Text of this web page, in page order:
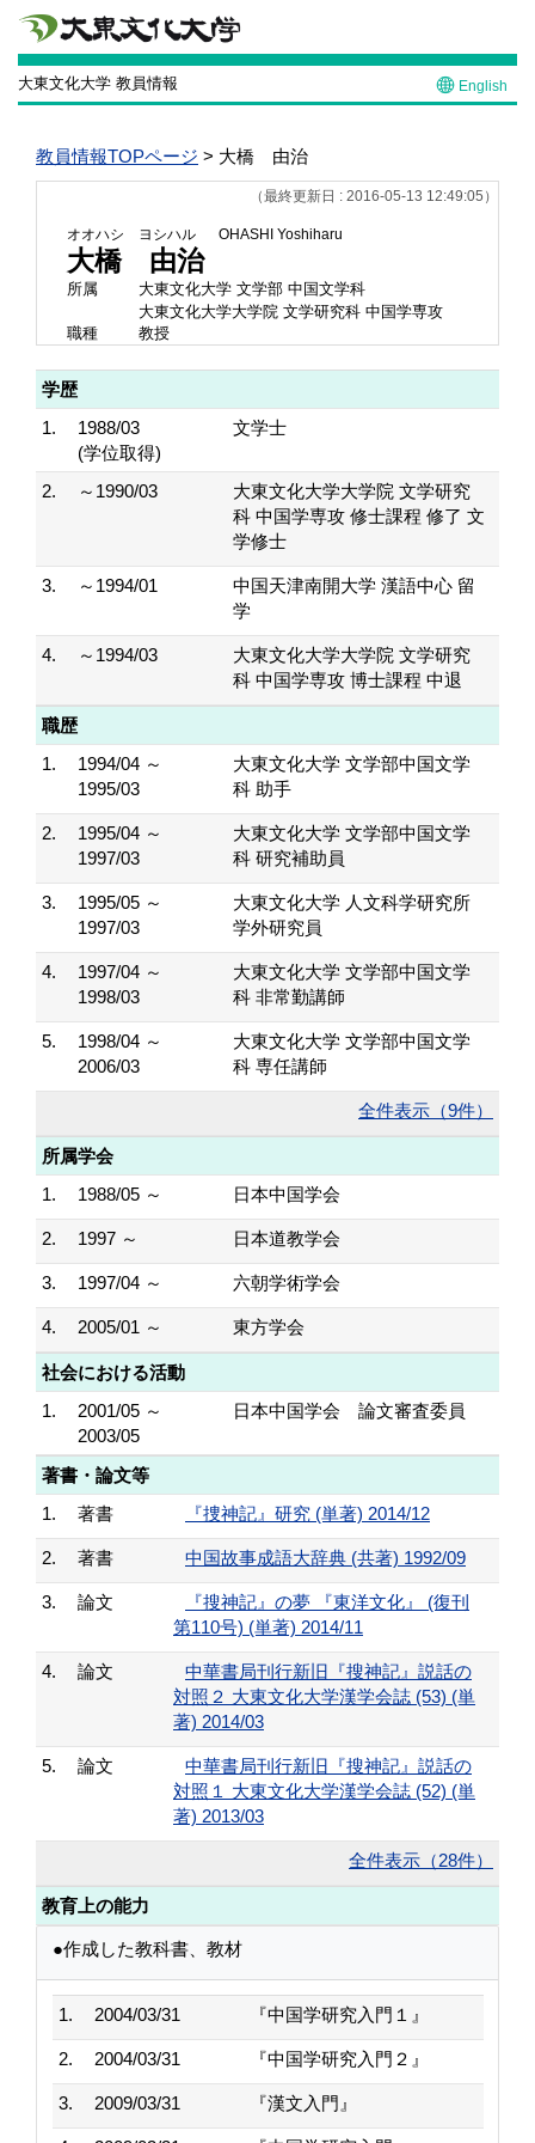
大東文化大学 教員情報 English
教員情報TOPページ > 大橋 由治
（最終更新日 : 2016-05-13 12:49:05）
オオハシ ヨシハル OHASHI Yoshiharu
大橋 由治
所属
大東文化大学 文学部 中国文学科
大東文化大学大学院 文学研究科 中国学専攻
職種
教授
学歴
1.
1988/03
(学位取得)
文学士
2. ～1990/03
大東文化大学大学院 文学研究
科 中国学専攻 修士課程 修了 文
学修士
3. ～1994/01
中国天津南開大学 漢語中心 留
学
4. ～1994/03
大東文化大学大学院 文学研究
科 中国学専攻 博士課程 中退
職歴
1.
1994/04 ～
1995/03
大東文化大学 文学部中国文学
科 助手
2.
1995/04 ～
1997/03
大東文化大学 文学部中国文学
科 研究補助員
3.
1995/05 ～
1997/03
大東文化大学 人文科学研究所
学外研究員
4.
1997/04 ～
1998/03
大東文化大学 文学部中国文学
科 非常勤講師
5.
1998/04 ～
2006/03
大東文化大学 文学部中国文学
科 専任講師
全件表示（9件）
所属学会
1.
1988/05 ～ 日本中国学会
2. 1997 ～ 日本道教学会
3. 1997/04 ～ 六朝学術学会
4. 2005/01 ～ 東方学会
社会における活動
1.
2001/05 ～
2003/05
日本中国学会 論文審査委員
著書・論文等
1.
著書 『捜神記』研究 (単著) 2014/12
2. 著書 中国故事成語大辞典 (共著) 1992/09
3. 論文
『搜神記』の夢 『東洋文化』 (復刊
第110号) (単著) 2014/11
4. 論文
中華書局刊行新旧『搜神記』説話の
対照２ 大東文化大学漢学会誌 (53) (単
著) 2014/03
5. 論文
中華書局刊行新旧『搜神記』説話の
対照１ 大東文化大学漢学会誌 (52) (単
著) 2013/03
全件表示（28件）
教育上の能力
●作成した教科書、教材
1. 2004/03/31 『中国学研究入門１』
2. 2004/03/31 『中国学研究入門２』
3. 2009/03/31 『漢文入門』